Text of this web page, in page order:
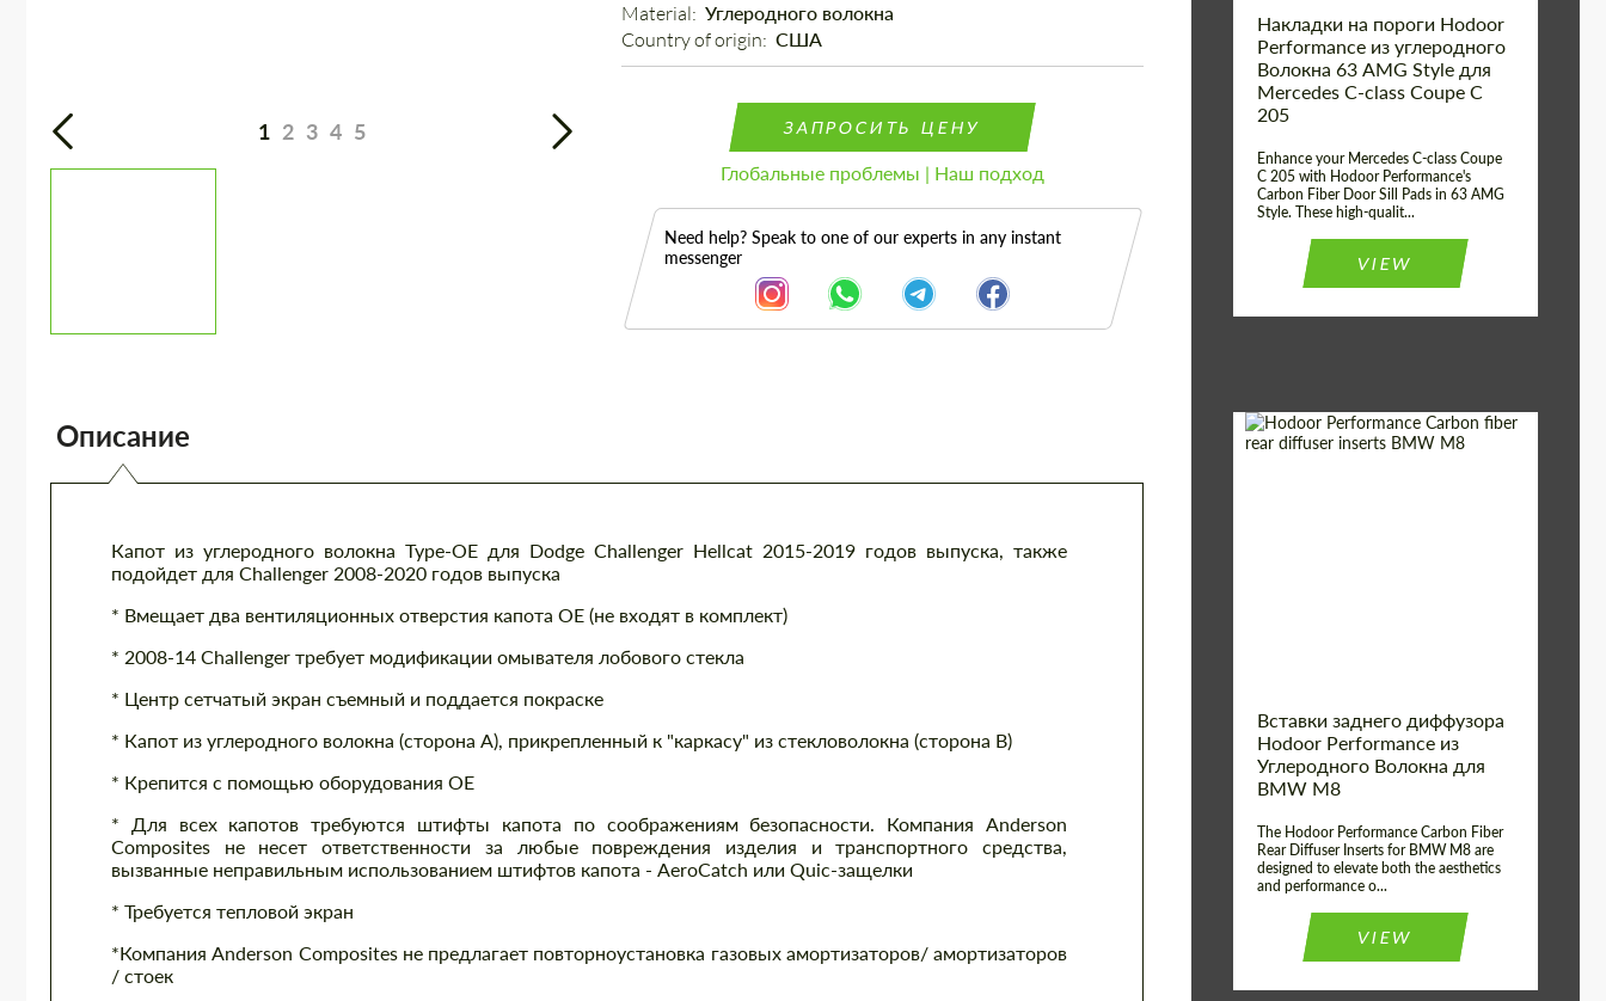
1 2 3 4 5
Material: Углеродного волокна
Country of origin: США
ЗАПРОСИТЬ ЦЕНУ
Глобальные проблемы | Наш подход
Need help? Speak to one of our experts in any instant
messenger
Описание
Капот из углеродного волокна Type-OE для Dodge Challenger Hellcat 2015-2019 годов выпуска, также
подойдет для Challenger 2008-2020 годов выпуска
* Вмещает два вентиляционных отверстия капота OE (не входят в комплект)
* 2008-14 Challenger требует модификации омывателя лобового стекла
* Центр сетчатый экран съемный и поддается покраске
* Капот из углеродного волокна (сторона A), прикрепленный к "каркасу" из стекловолокна (сторона B)
* Крепится с помощью оборудования OE
* Для всех капотов требуются штифты капота по соображениям безопасности. Компания Anderson
Composites не несет ответственности за любые повреждения изделия и транспортного средства,
вызванные неправильным использованием штифтов капота - AeroCatch или Quic-защелки
* Требуется тепловой экран
*Компания Anderson Composites не предлагает повторноустановка газовых амортизаторов/ амортизаторов
/ стоек
Накладки на пороги Hodoor
Performance из углеродного
Волокна 63 AMG Style для
Mercedes C-class Coupe C
205
Enhance your Mercedes C-class Coupe
C 205 with Hodoor Performance's
Carbon Fiber Door Sill Pads in 63 AMG
Style. These high-qualit...
VIEW
Вставки заднего диффузора
Hodoor Performance из
Углеродного Волокна для
BMW M8
The Hodoor Performance Carbon Fiber
Rear Diffuser Inserts for BMW M8 are
designed to elevate both the aesthetics
and performance o...
VIEW